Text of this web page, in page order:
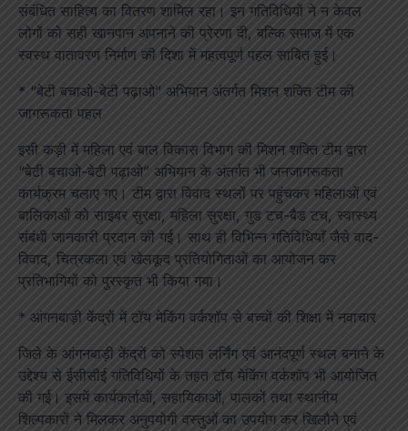
संबंधित साहित्य का वितरण शामिल रहा। इन गतिविधियों ने न केवल
लोगों को सही खानपान अपनाने की प्रेरणा दी, बल्कि समाज में एक
स्वस्थ वातावरण निर्माण की दिशा में महत्वपूर्ण पहल साबित हुई।
* “बेटी बचाओ-बेटी पढ़ाओ” अभियान अंतर्गत मिशन शक्ति टीम की
जागरूकता पहल
इसी कड़ी में महिला एवं बाल विकास विभाग की मिशन शक्ति टीम द्वारा
“बेटी बचाओ-बेटी पढ़ाओ” अभियान के अंतर्गत भी जनजागरूकता
कार्यक्रम चलाए गए। टीम द्वारा विवाद स्थलों पर पहुंचकर महिलाओं एवं
बालिकाओं को साइबर सुरक्षा, महिला सुरक्षा, गुड टच-बैड टच, स्वास्थ्य
संबंधी जानकारी प्रदान की गई। साथ ही विभिन्न गतिविधियाँ जैसे वाद-
विवाद, चित्रकला एवं खेलकूद प्रतियोगिताओं का आयोजन कर
प्रतिभागियों को पुरस्कृत भी किया गया।
* आंगनबाड़ी केंद्रों में टॉय मेकिंग वर्कशॉप से बच्चों की शिक्षा में नवाचार
जिले के आंगनबाड़ी केंद्रों को स्पेशल लर्निंग एवं आनंदपूर्ण स्थल बनाने के
उद्देश्य से ईसीसीई गतिविधियों के तहत टॉय मेकिंग वर्कशॉप भी आयोजित
की गई। इसमें कार्यकर्ताओं, सहायिकाओं, पालकों तथा स्थानीय
शिल्पकारों ने मिलकर अनुपयोगी वस्तुओं का उपयोग कर खिलौने एवं